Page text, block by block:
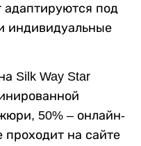
адаптируются под
индивидуальные
Silk Way Star
50% – онлайн-
проходит на сайте